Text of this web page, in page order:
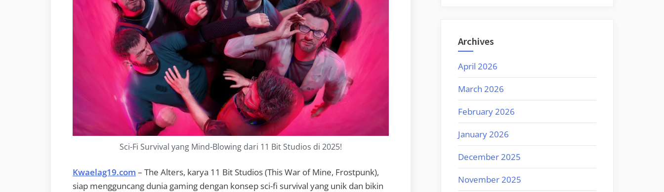
Sci-Fi Survival yang Mind-Blowing dari 11 Bit Studios di 2025!
Kwaelag19.com – The Alters, karya 11 Bit Studios (This War of Mine, Frostpunk),
siap mengguncang dunia gaming dengan konsep sci-fi survival yang unik dan bikin
Archives
April 2026
March 2026
February 2026
January 2026
December 2025
November 2025